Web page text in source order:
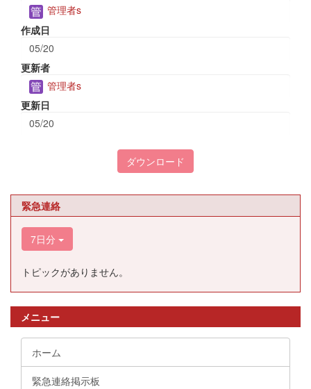
管理者s
作成日
05/20
更新者
管理者s
更新日
05/20
ダウンロード
緊急連絡
7日分
トピックがありません。
メニュー
ホーム
緊急連絡掲示板